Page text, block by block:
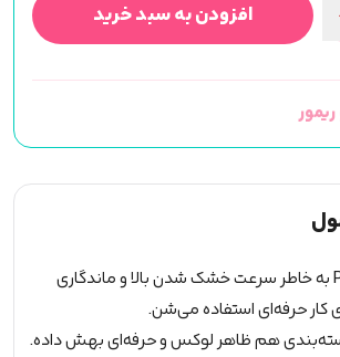
افزودن به سبد خرید
🔹 چسب‌های Pulse به خاطر سرعت خشک شدن بالا و ماندگاری
کار حرفه‌ای استفاده می‌شن.
هم ظاهر لوکس و حرفه‌ای بهش داده.